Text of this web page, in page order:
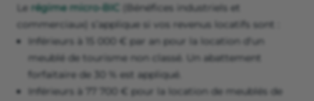
Le régime micro-BIC
(Bénéfices industriels et
commerciaux) s’applique si vos revenus locatifs sont :
Inférieurs à 15 000 € par an pour la location d'un
meublé de tourisme non classé. Un abattement
forfaitaire de 30 % est appliqué.
Inférieurs à 77 700 € pour la location de meublés de